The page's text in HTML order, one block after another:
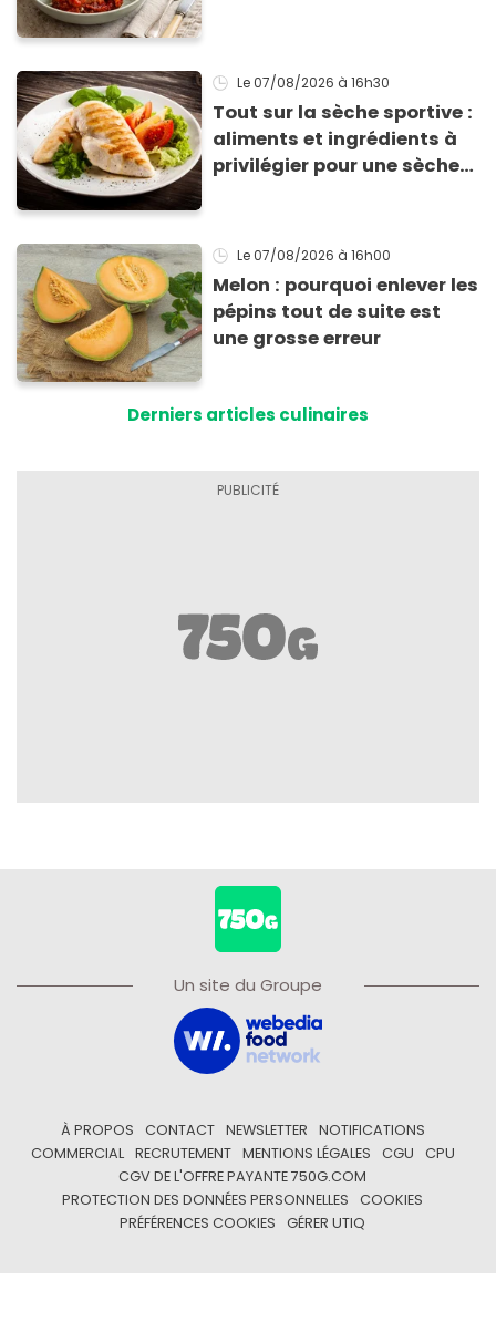
Le 07/08/2026 à 16h30
Tout sur la sèche sportive :
aliments et ingrédients à
privilégier pour une sèche
Le 07/08/2026 à 16h00
Melon : pourquoi enlever les
pépins tout de suite est
une grosse erreur
Derniers articles culinaires
Un site du Groupe
À PROPOS CONTACT NEWSLETTER
NOTIFICATIONS
COMMERCIAL
RECRUTEMENT MENTIONS LÉGALES CGU
CPU
CGV DE L'OFFRE PAYANTE 750G.COM
PROTECTION DES DONNÉES PERSONNELLES
COOKIES
PRÉFÉRENCES COOKIES
GÉRER UTIQ